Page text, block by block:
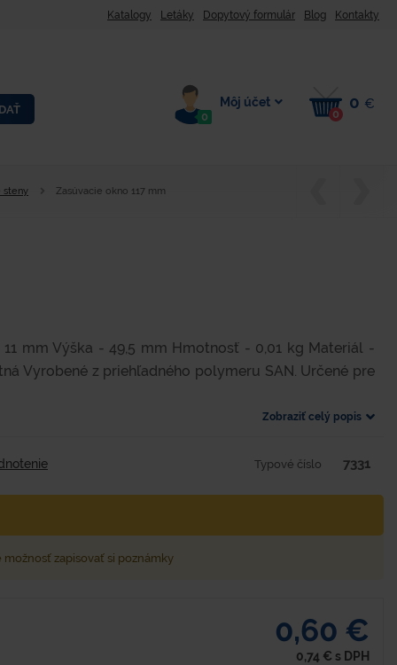
Katalogy Letáky Dopytový formulár Blog Kontakty
0
Môj účet
0
0 €
steny Zasúvacie okno 117 mm
mm Výška - 49,5 mm Hmotnosť - 0,01 kg Materiál -
Vyrobené z priehľadného polymeru SAN. Určené pre
Zobraziť celý popis
Typové číslo 7331
možnosť zapisovať si poznámky
0,60 €
0,74 € s DPH